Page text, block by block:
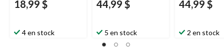
18,99 $
4 en stock
44,99 $
5 en stock
44,99 $
2 en stock